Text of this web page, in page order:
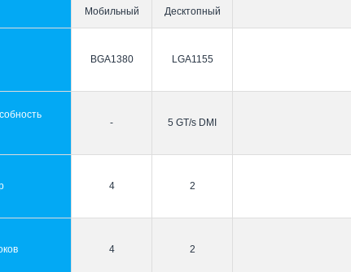
Мобильный Десктопный
BGA1380 LGA1155
- 5 GT/s DMI
4 2
4 2